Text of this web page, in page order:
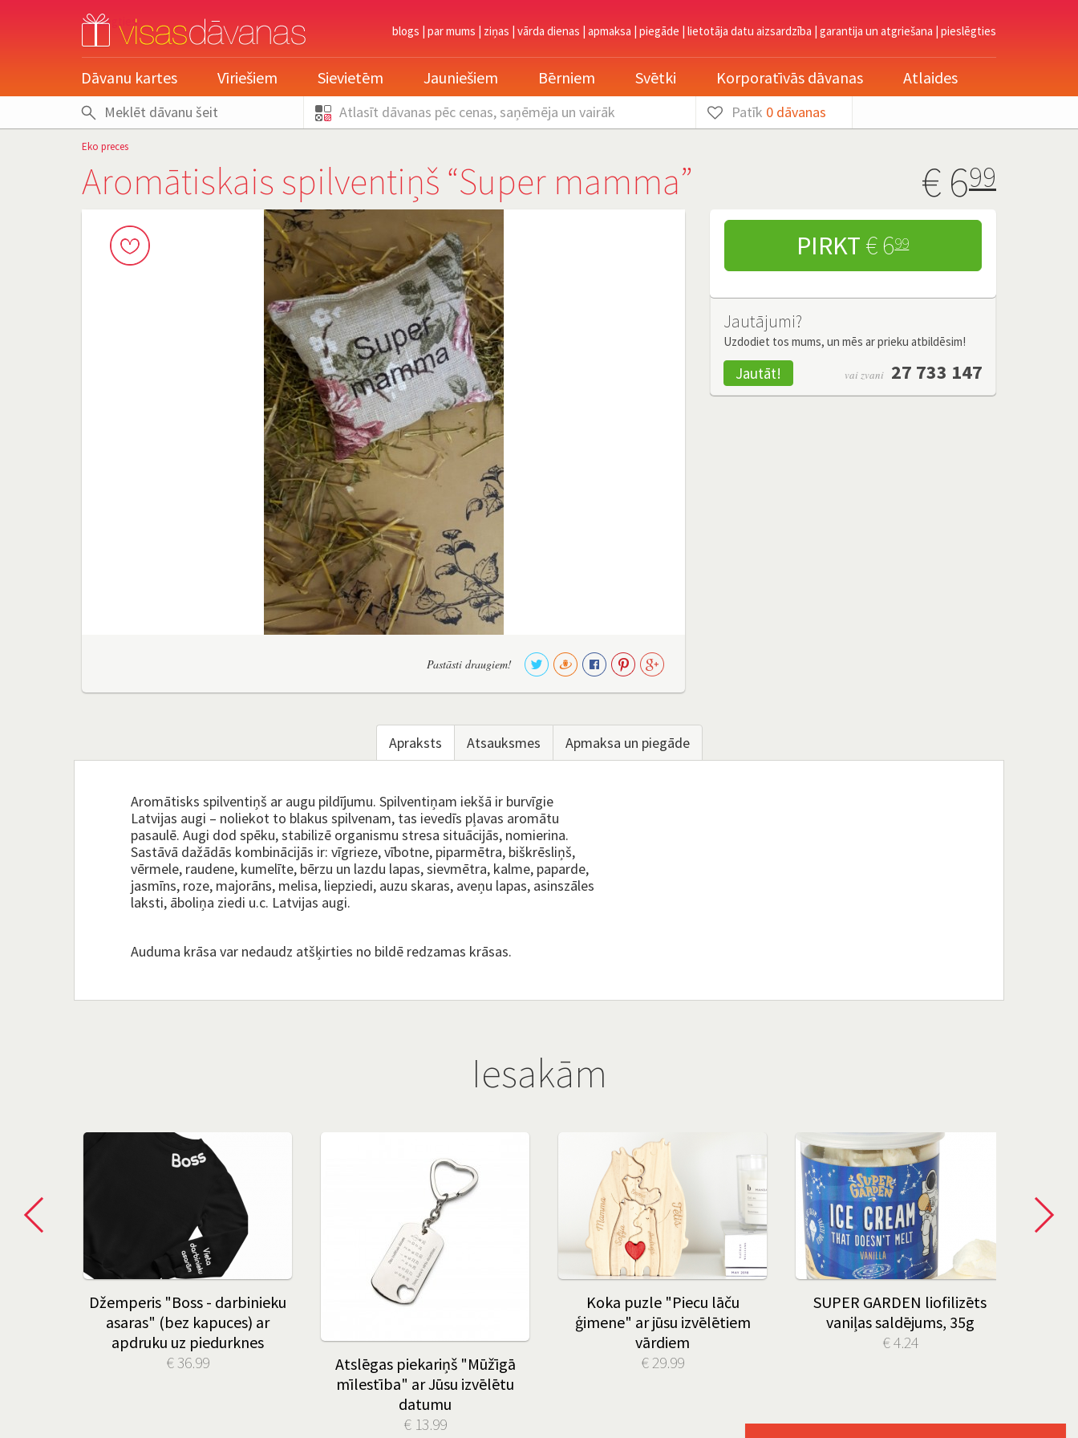
blogs | par mums | ziņas | vārda dienas | apmaksa | piegāde | lietotāja datu aizsardzība | garantija un atgriešana | pieslēgties
pieslēgties
Dāvanu kartes Vīriešiem Sievietēm Jauniešiem Bērniem Svētki Korporatīvās dāvanas Atlaides
Atlasīt dāvanas pēc cenas, saņēmēja un vairāk Patīk 0dāvanas
Eko preces
Aromātiskais spilventiņš “Super mamma” € 699
Pastāsti draugiem!
PIRKT € 699
Jautājumi?
Uzdodiet tos mums, un mēs ar prieku atbildēsim!
Jautāt! vai zvani 27 733 147
Apraksts Atsauksmes Apmaksa un piegāde
Aromātisks spilventiņš ar augu pildījumu. Spilventiņam iekšā ir burvīgie
Latvijas augi – noliekot to blakus spilvenam, tas ievedīs pļavas aromātu
pasaulē. Augi dod spēku, stabilizē organismu stresa situācijās, nomierina.
Sastāvā dažādās kombinācijās ir: vīgrieze, vībotne, piparmētra, biškrēsliņš,
vērmele, raudene, kumelīte, bērzu un lazdu lapas, sievmētra, kalme, paparde,
jasmīns, roze, majorāns, melisa, liepziedi, auzu skaras, aveņu lapas, asinszāles
laksti, āboliņa ziedi u.c. Latvijas augi.
Auduma krāsa var nedaudz atšķirties no bildē redzamas krāsas.
Iesakām
Džemperis "Boss - darbinieku
asaras" (bez kapuces) ar
apdruku uz piedurknes
€ 36.99
Atslēgas piekariņš "Mūžīgā
mīlestība" ar Jūsu izvēlētu
datumu
€ 13.99
Koka puzle "Piecu lāču
ģimene" ar jūsu izvēlētiem
vārdiem
€ 29.99
SUPER GARDEN liofilizēts
vaniļas saldējums, 35g
€ 4.24